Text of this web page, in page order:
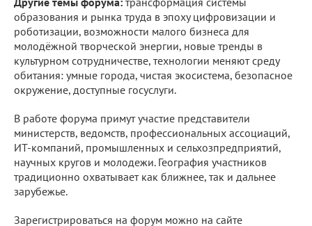
образования и рынка труда в эпоху цифровизации и
роботизации, возможности малого бизнеса для
молодёжной творческой энергии, новые тренды в
культурном сотрудничестве, технологии меняют среду
обитания: умные города, чистая экосистема, безопасное
окружение, доступные госуслуги.
В работе форума примут участие представители
министерств, ведомств, профессиональных ассоциаций,
ИТ-компаний, промышленных и сельхозпредприятий,
научных кругов и молодежи. География участников
традиционно охватывает как ближнее, так и дальнее
зарубежье.
Зарегистрироваться на форум можно на сайте